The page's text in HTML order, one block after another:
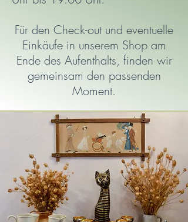
Für den Check-out und eventuelle
Einkäufe in unserem Shop am
Ende des Aufenthalts, finden wir
gemeinsam den passenden
Moment.